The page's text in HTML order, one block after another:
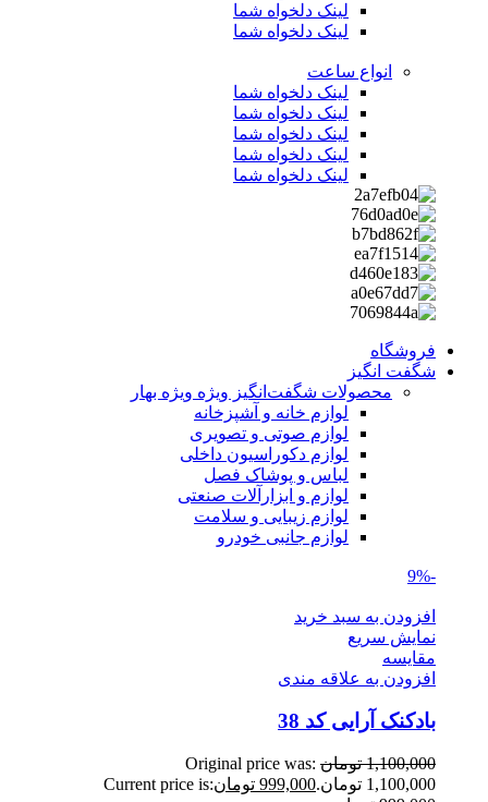
لینک دلخواه شما
لینک دلخواه شما
انواع ساعت
لینک دلخواه شما
لینک دلخواه شما
لینک دلخواه شما
لینک دلخواه شما
لینک دلخواه شما
فروشگاه
شگفت انگیز
محصولات شگفت‌انگیز ویژه ویژه بهار
لوازم خانه و آشپزخانه
لوازم صوتی و تصویری
لوازم دکوراسیون داخلی
لباس و پوشاک فصل
لوازم و ابزارآلات صنعتی
لوازم زیبایی و سلامت
لوازم جانبی خودرو
-9%
افزودن به سبد خرید
نمایش سریع
مقايسه
افزودن به علاقه مندی
بادکنک آرایی کد 38
1,100,000 تومان Original price was:
1,100,000 تومان.
999,000 تومانCurrent price is: